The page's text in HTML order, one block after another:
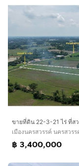
ขายที่ดิน 22-3-21 ไร่ ที่ส
เมืองนครสวรรค์ นครสวรร
฿ 3,400,000